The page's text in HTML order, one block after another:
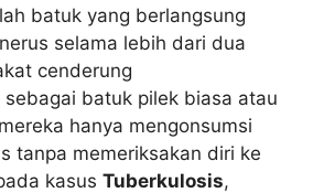
batuk yang berlangsung
selama lebih dari dua
cenderung
sebagai batuk pilek biasa atau
hanya mengonsumsi
tanpa memeriksakan diri ke
kasus Tuberkulosis,